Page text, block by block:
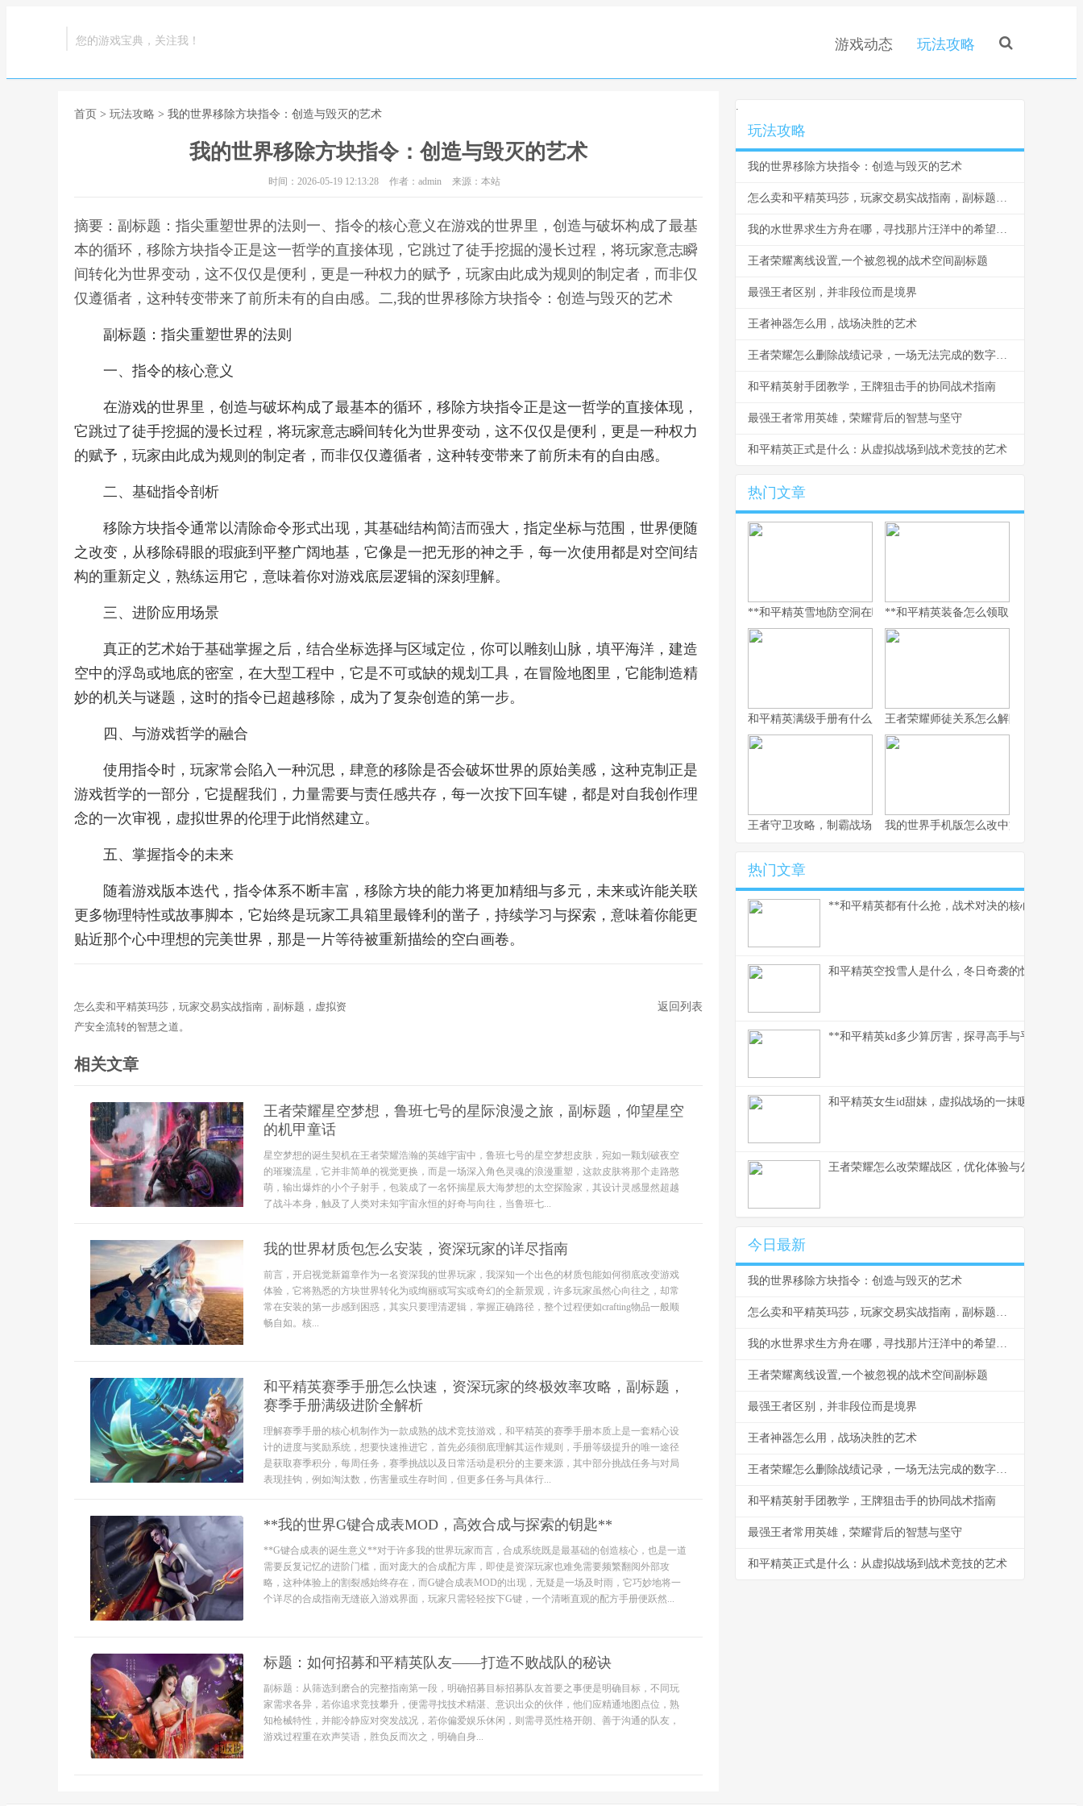
您的游戏宝典，关注我！ 游戏动态 玩法攻略
首页 > 玩法攻略 > 我的世界移除方块指令：创造与毁灭的艺术
我的世界移除方块指令：创造与毁灭的艺术
时间：2026-05-19 12:13:28 作者：admin 来源：本站
摘要：副标题：指尖重塑世界的法则一、指令的核心意义在游戏的世界里，创造与破坏构成了最基
本的循环，移除方块指令正是这一哲学的直接体现，它跳过了徒手挖掘的漫长过程，将玩家意志瞬
间转化为世界变动，这不仅仅是便利，更是一种权力的赋予，玩家由此成为规则的制定者，而非仅
仅遵循者，这种转变带来了前所未有的自由感。二,我的世界移除方块指令：创造与毁灭的艺术
副标题：指尖重塑世界的法则
一、指令的核心意义
在游戏的世界里，创造与破坏构成了最基本的循环，移除方块指令正是这一哲学的直接体现，
它跳过了徒手挖掘的漫长过程，将玩家意志瞬间转化为世界变动，这不仅仅是便利，更是一种权力
的赋予，玩家由此成为规则的制定者，而非仅仅遵循者，这种转变带来了前所未有的自由感。
二、基础指令剖析
移除方块指令通常以清除命令形式出现，其基础结构简洁而强大，指定坐标与范围，世界便随
之改变，从移除碍眼的瑕疵到平整广阔地基，它像是一把无形的神之手，每一次使用都是对空间结
构的重新定义，熟练运用它，意味着你对游戏底层逻辑的深刻理解。
三、进阶应用场景
真正的艺术始于基础掌握之后，结合坐标选择与区域定位，你可以雕刻山脉，填平海洋，建造
空中的浮岛或地底的密室，在大型工程中，它是不可或缺的规划工具，在冒险地图里，它能制造精
妙的机关与谜题，这时的指令已超越移除，成为了复杂创造的第一步。
四、与游戏哲学的融合
使用指令时，玩家常会陷入一种沉思，肆意的移除是否会破坏世界的原始美感，这种克制正是
游戏哲学的一部分，它提醒我们，力量需要与责任感共存，每一次按下回车键，都是对自我创作理
念的一次审视，虚拟世界的伦理于此悄然建立。
五、掌握指令的未来
随着游戏版本迭代，指令体系不断丰富，移除方块的能力将更加精细与多元，未来或许能关联
更多物理特性或故事脚本，它始终是玩家工具箱里最锋利的凿子，持续学习与探索，意味着你能更
贴近那个心中理想的完美世界，那是一片等待被重新描绘的空白画卷。
怎么卖和平精英玛莎，玩家交易实战指南，副标题，虚拟资
产安全流转的智慧之道。
返回列表
相关文章
王者荣耀星空梦想，鲁班七号的星际浪漫之旅，副标题，仰望星空
的机甲童话
星空梦想的诞生契机在王者荣耀浩瀚的英雄宇宙中，鲁班七号的星空梦想皮肤，宛如一颗划破夜空
的璀璨流星，它并非简单的视觉更换，而是一场深入角色灵魂的浪漫重塑，这款皮肤将那个走路憨
萌，输出爆炸的小个子射手，包装成了一名怀揣星辰大海梦想的太空探险家，其设计灵感显然超越
了战斗本身，触及了人类对未知宇宙永恒的好奇与向往，当鲁班七...
我的世界材质包怎么安装，资深玩家的详尽指南
前言，开启视觉新篇章作为一名资深我的世界玩家，我深知一个出色的材质包能如何彻底改变游戏
体验，它将熟悉的方块世界转化为或绚丽或写实或奇幻的全新景观，许多玩家虽然心向往之，却常
常在安装的第一步感到困惑，其实只要理清逻辑，掌握正确路径，整个过程便如crafting物品一般顺
畅自如。核...
和平精英赛季手册怎么快速，资深玩家的终极效率攻略，副标题，
赛季手册满级进阶全解析
理解赛季手册的核心机制作为一款成熟的战术竞技游戏，和平精英的赛季手册本质上是一套精心设
计的进度与奖励系统，想要快速推进它，首先必须彻底理解其运作规则，手册等级提升的唯一途径
是获取赛季积分，每周任务，赛季挑战以及日常活动是积分的主要来源，其中部分挑战任务与对局
表现挂钩，例如淘汰数，伤害量或生存时间，但更多任务与具体行...
**我的世界G键合成表MOD，高效合成与探索的钥匙**
**G键合成表的诞生意义**对于许多我的世界玩家而言，合成系统既是最基础的创造核心，也是一道
需要反复记忆的进阶门槛，面对庞大的合成配方库，即使是资深玩家也难免需要频繁翻阅外部攻
略，这种体验上的割裂感始终存在，而G键合成表MOD的出现，无疑是一场及时雨，它巧妙地将一
个详尽的合成指南无缝嵌入游戏界面，玩家只需轻轻按下G键，一个清晰直观的配方手册便跃然...
标题：如何招募和平精英队友——打造不败战队的秘诀
副标题：从筛选到磨合的完整指南第一段，明确招募目标招募队友首要之事便是明确目标，不同玩
家需求各异，若你追求竞技攀升，便需寻找技术精湛、意识出众的伙伴，他们应精通地图点位，熟
知枪械特性，并能冷静应对突发战况，若你偏爱娱乐休闲，则需寻觅性格开朗、善于沟通的队友，
游戏过程重在欢声笑语，胜负反而次之，明确自身...
.
玩法攻略
我的世界移除方块指令：创造与毁灭的艺术
怎么卖和平精英玛莎，玩家交易实战指南，副标题，虚拟资产安全流转的智慧之道。
我的水世界求生方舟在哪，寻找那片汪洋中的希望灯塔
王者荣耀离线设置,一个被忽视的战术空间副标题
最强王者区别，并非段位而是境界
王者神器怎么用，战场决胜的艺术
王者荣耀怎么删除战绩记录，一场无法完成的数字擦拭
和平精英射手团教学，王牌狙击手的协同战术指南
最强王者常用英雄，荣耀背后的智慧与坚守
和平精英正式是什么：从虚拟战场到战术竞技的艺术
热门文章
**和平精英雪地防空洞在哪里，副标题，冰封秘境与战术宝库探寻
**和平精英装备怎么领取，资深玩家
和平精英满级手册有什么用，解锁巅峰体验的多维钥匙
王者荣耀师徒关系怎么解除，游戏情谊
王者守卫攻略，制霸战场的不败法则，副标题，资深玩家的战术精
我的世界手机版怎么改中文，一份玩家
热门文章
**和平精英都有什么抢，战术对决的核心武器库**
和平精英空投雪人是什么，冬日奇袭的惊喜彩蛋
**和平精英kd多少算厉害，探寻高手与平民的真实
和平精英女生id甜妹，虚拟战场的一抹暖色，副标
王者荣耀怎么改荣耀战区，优化体验与公平之路
今日最新
我的世界移除方块指令：创造与毁灭的艺术
怎么卖和平精英玛莎，玩家交易实战指南，副标题，虚拟资产安全流转的智慧之道。
我的水世界求生方舟在哪，寻找那片汪洋中的希望灯塔
王者荣耀离线设置,一个被忽视的战术空间副标题
最强王者区别，并非段位而是境界
王者神器怎么用，战场决胜的艺术
王者荣耀怎么删除战绩记录，一场无法完成的数字擦拭
和平精英射手团教学，王牌狙击手的协同战术指南
最强王者常用英雄，荣耀背后的智慧与坚守
和平精英正式是什么：从虚拟战场到战术竞技的艺术